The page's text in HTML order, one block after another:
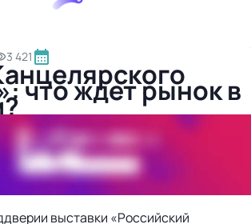
3 421
что ждет рынок в
выставки «Российский